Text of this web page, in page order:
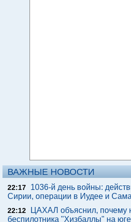
ВАЖНЫЕ НОВОСТИ
22:17
1036-й день войны:
Сирии, операции в Иудее и
22:12
ЦАХАЛ объяснил, почему
беспилотника "Хизбаллы" на